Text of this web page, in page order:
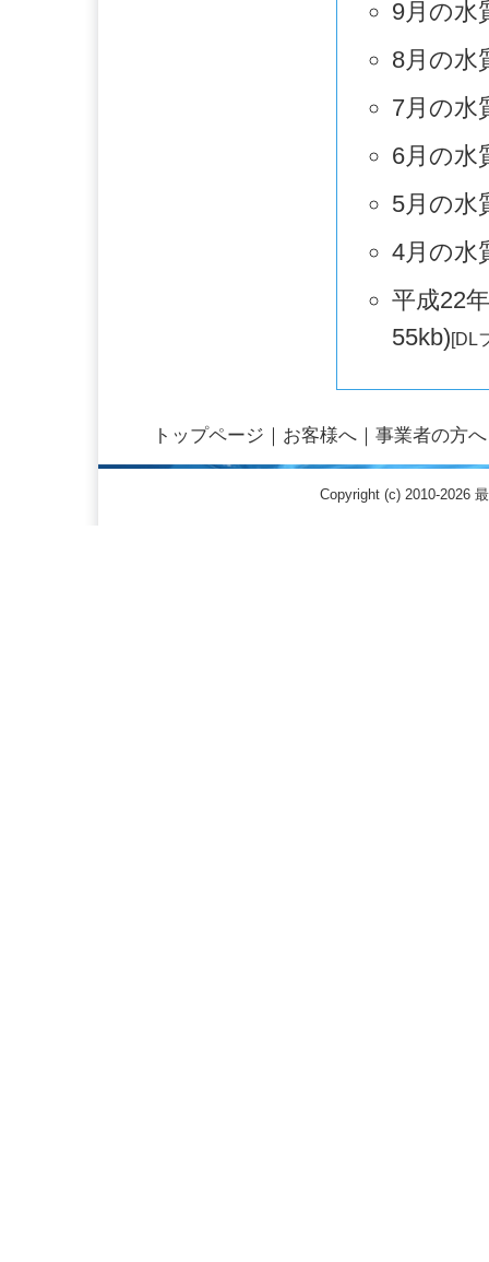
トップページ ｜ お客様へ ｜ 事業者の方へ
Copyright (c) 2010-2026